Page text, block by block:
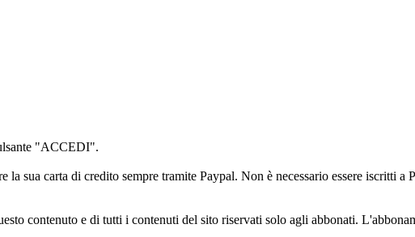
"ACCEDI".
sua carta di credito sempre tramite Paypal. Non è necessario essere iscritti a
contenuto e di tutti i contenuti del sito riservati solo agli abbonati.